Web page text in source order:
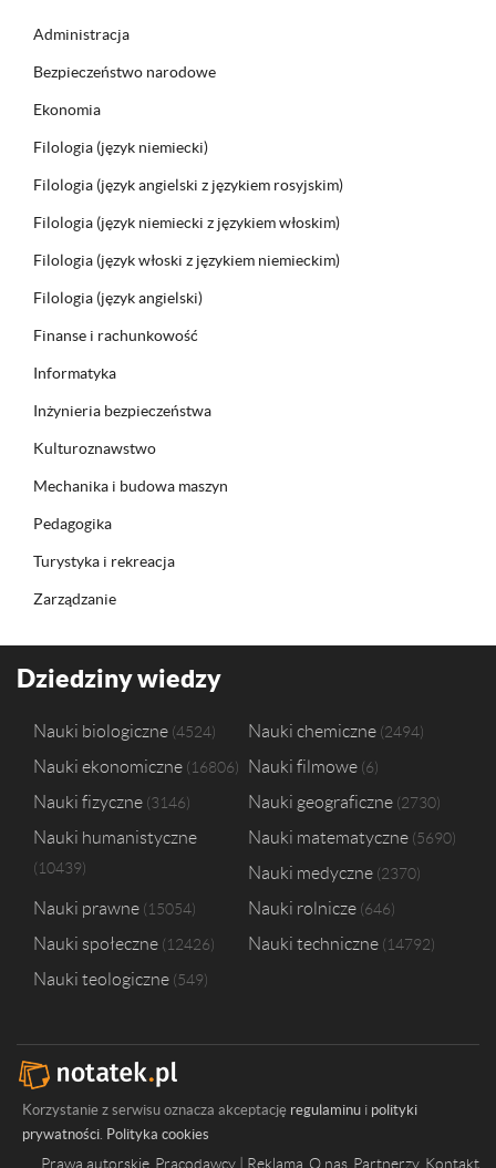
Administracja
Bezpieczeństwo narodowe
Ekonomia
Filologia (język niemiecki)
Filologia (język angielski z językiem rosyjskim)
Filologia (język niemiecki z językiem włoskim)
Filologia (język włoski z językiem niemieckim)
Filologia (język angielski)
Finanse i rachunkowość
Informatyka
Inżynieria bezpieczeństwa
Kulturoznawstwo
Mechanika i budowa maszyn
Pedagogika
Turystyka i rekreacja
Zarządzanie
Dziedziny wiedzy
Nauki biologiczne 4524 Nauki chemiczne 2494
Nauki ekonomiczne 16806 Nauki filmowe 6
Nauki fizyczne 3146 Nauki geograficzne 2730
Nauki humanistyczne
10439
Nauki matematyczne 5690
Nauki medyczne 2370
Nauki prawne 15054 Nauki rolnicze 646
Nauki społeczne 12426 Nauki techniczne 14792
Nauki teologiczne 549
Korzystanie z serwisu oznacza akceptację regulaminu i polityki
prywatności. Polityka cookies
Prawa autorskie Pracodawcy | Reklama O nas Partnerzy Kontakt